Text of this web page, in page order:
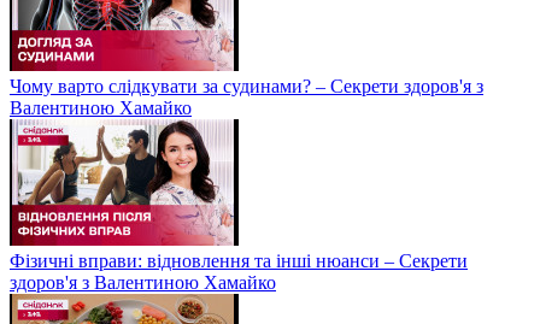
Чому варто слідкувати за судинами? – Секрети здоров'я з
Валентиною Хамайко
Фізичні вправи: відновлення та інші нюанси – Секрети
здоров'я з Валентиною Хамайко